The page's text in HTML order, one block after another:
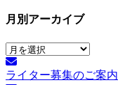
月別アーカイブ
月
別
ア
ライター募集のご案内